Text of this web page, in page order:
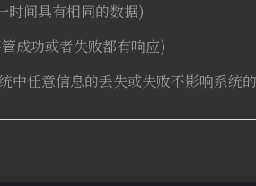
间具有相同的数据)
成功或者失败都有响应)
任意信息的丢失或失败不影响系统